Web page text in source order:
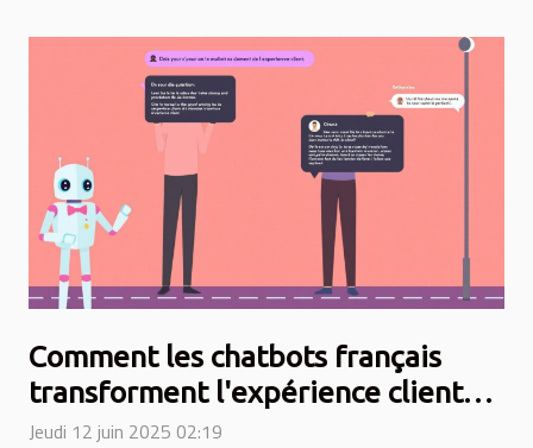
Comment les chatbots français
transforment l'expérience client
dans le secteur des services
Jeudi 12 juin 2025 02:19